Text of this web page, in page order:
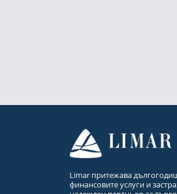
Limar притежава
финансовите услуги и